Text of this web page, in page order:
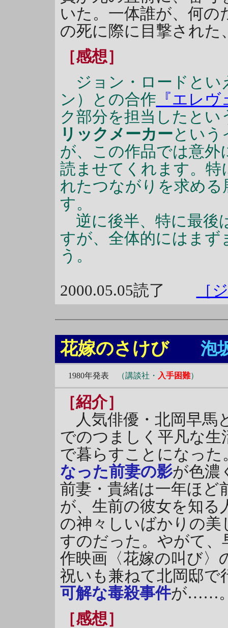
いた。一体誰が、何
の死に際に目撃された
［感想］
ジョン・ロードとい
ン）との合作 『エレ
ク部分を担当したと
リックメーカーという
が、この作品では意外
読ませてくれます。特
れたつながりを求め
す。
逆に後半、特に最後
すが、全体的にはま
う。
2000.05.05読了
［
花嫁のさけび 泡
1980年発表 （講談社・ 入手困難）
［紹介］
人気俳優・北岡早馬
でのつましく平凡な生
で暮らすことになっ
なった前妻の影が色濃
前妻・貴緒は一年ほど
が、生前の彼女を知る
の神々しいばかりの
すのだった。やがて、
作映画〈花嫁の叫び〉
祝いも兼ねて北岡邸で
可解な毒殺事件が……
［感想］